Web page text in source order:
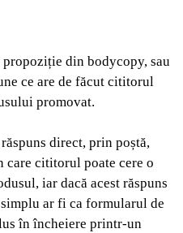
propoziție din bodycopy, sau
ce are de făcut cititorul
promovat.
direct, prin poștă,
cititorul poate cere o
iar dacă acest răspuns
ar fi ca formularul de
în încheiere printr-un